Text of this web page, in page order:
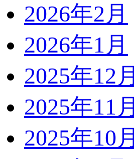
2026年2月
2026年1月
2025年12月
2025年11月
2025年10月